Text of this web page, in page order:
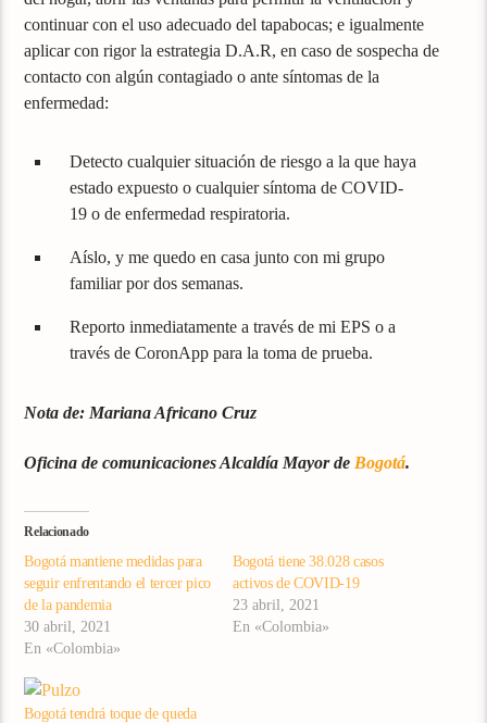
continuar con el uso adecuado del tapabocas; e igualmente
aplicar con rigor la estrategia D.A.R, en caso de sospecha de
contacto con algún contagiado o ante síntomas de la
enfermedad:
Detecto cualquier situación de riesgo a la que haya
estado expuesto o cualquier síntoma de COVID-
19 o de enfermedad respiratoria.
Aíslo, y me quedo en casa junto con mi grupo
familiar por dos semanas.
Reporto inmediatamente a través de mi EPS o a
través de CoronApp para la toma de prueba.
Nota de: Mariana Africano Cruz
Oficina de comunicaciones Alcaldía Mayor de Bogotá.
Relacionado
Bogotá mantiene medidas para
seguir enfrentando el tercer pico
de la pandemia
30 abril, 2021
En «Colombia»
Bogotá tiene 38.028 casos
activos de COVID-19
23 abril, 2021
En «Colombia»
Bogotá tendrá toque de queda